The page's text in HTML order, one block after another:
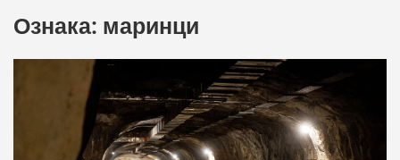
Ознака: маринци